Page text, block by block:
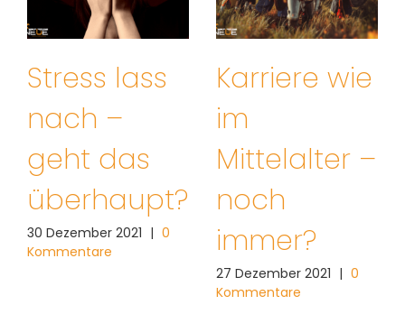
Stress lass
nach –
geht das
überhaupt?
30 Dezember 2021
0
Kommentare
Karriere wie
im
Mittelalter –
noch
immer?
27 Dezember 2021
0
Kommentare